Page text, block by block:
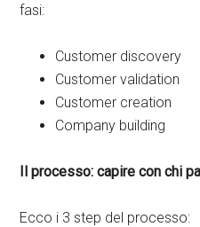
fasi:
Customer discovery
Customer validation
Customer creation
Company building
Il processo: capire con chi
Ecco i 3 step del processo: